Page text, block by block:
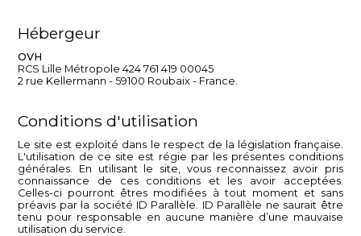
Hébergeur
OVH
RCS Lille Métropole 424 761 419 00045
2 rue Kellermann - 59100 Roubaix - France.
Conditions d'utilisation
Le site est exploité dans le respect de la législation française.
L'utilisation de ce site est régie par les présentes conditions
générales. En utilisant le site, vous reconnaissez avoir pris
connaissance de ces conditions et les avoir acceptées.
Celles-ci pourront êtres modifiées à tout moment et sans
préavis par la société ID Parallèle. ID Parallèle ne saurait être
tenu pour responsable en aucune manière d’une mauvaise
utilisation du service.